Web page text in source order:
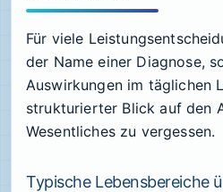
Für viele
der Name einer Diagnose,
Auswirkungen im täglichen
strukturierter Blick auf den
Wesentliches zu vergessen.
Typische Lebensbereiche